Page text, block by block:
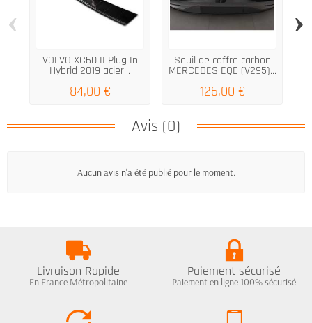
VOLVO XC60 II Plug In
Hybrid 2019 acier...
84,00 €
Seuil de coffre carbon
MERCEDES EQE (V295)...
126,00 €
‹ ›
Avis (0)
Aucun avis n'a été publié pour le moment.
Livraison Rapide
En France Métropolitaine
Paiement sécurisé
Paiement en ligne 100% sécurisé